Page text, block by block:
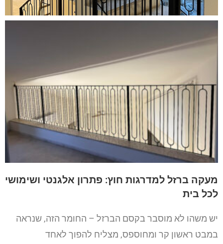
מעקה ברזל למדרגות חוץ: פתרון אלגנטי ושימושי
לכל בית
יש משהו לא מוסבר בקסם הברזל – החומר הזה, שנראה
במבט ראשון קר ומחוספס, מצליח להפוך לאחד